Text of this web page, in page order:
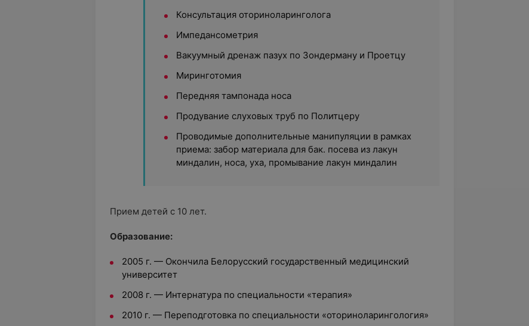
Консультация оториноларинголога
Импедансометрия
Вакуумный дренаж пазух по Зондерману и Проетцу
Миринготомия
Передняя тампонада носа
Продувание слуховых труб по Политцеру
Проводимые дополнительные манипуляции в рамках
приема: забор материала для бак. посева из лакун
миндалин, носа, уха, промывание лакун миндалин
Прием детей с 10 лет.
Образование:
2005 г. — Окончила Белорусский государственный медицинский
университет
2008 г. — Интернатура по специальности «терапия»
2010 г. — Переподготовка по специальности «оториноларингология»